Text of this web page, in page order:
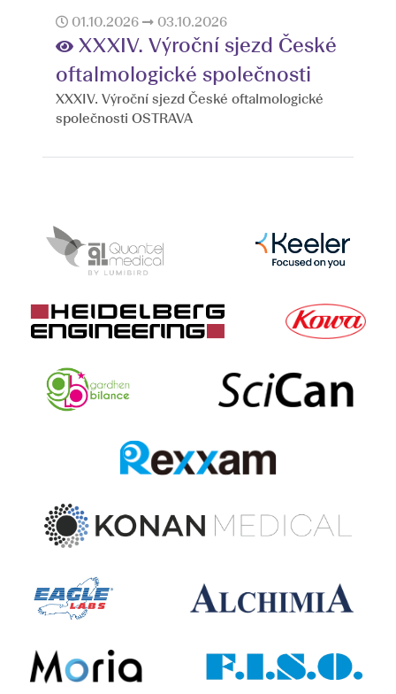
01.10.2026 03.10.2026
XXXIV. Výroční sjezd České
oftalmologické společnosti
XXXIV. Výroční sjezd České oftalmologické
společnosti OSTRAVA